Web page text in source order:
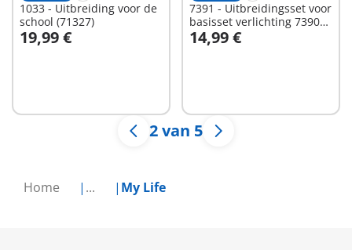
Home ... My Life
1033 - Uitbreiding voor de
school (71327)
19,99 €
In winkelwagen
7391 - Uitbreidingsset voor
basisset verlichting 7390
voor moderne villa
art.4279
14,99 €
In winkelwagen
2 van 5